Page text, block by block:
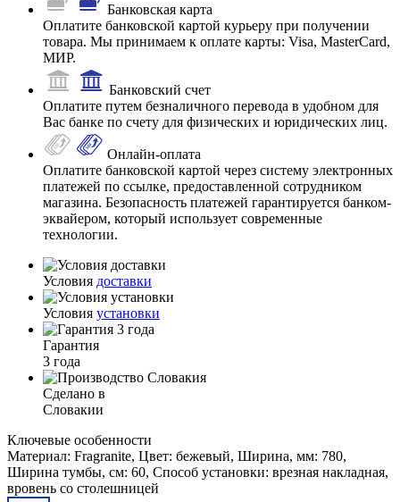
Банковская карта
Оплатите банковской картой курьеру при получении
товара. Мы принимаем к оплате карты: Visa, MasterCard,
МИР.
Банковский счет
Оплатите путем безналичного перевода в удобном для
Вас банке по счету для физических и юридических лиц.
Онлайн-оплата
Оплатите банковской картой через систему электронных
платежей по ссылке, предоставленной сотрудником
магазина. Безопасность платежей гарантируется банком-
эквайером, который использует современные
технологии.
Условия доставки
Условия установки
Гарантия
3 года
Сделано в
Словакии
Ключевые особенности
Материал: Fragranite, Цвет: бежевый, Ширина, мм: 780,
Ширина тумбы, см: 60, Способ установки: врезная накладная,
вровень со столешницей